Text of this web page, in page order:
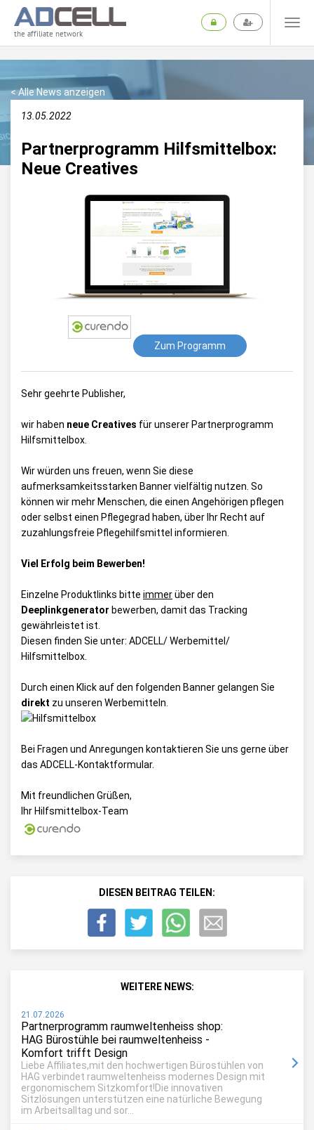
the affiliate network
< Alle News anzeigen
13.05.2022
Partnerprogramm Hilfsmittelbox:
Neue Creatives
Zum Programm
Sehr geehrte Publisher,
wir haben neue Creatives für unserer Partnerprogramm
Hilfsmittelbox.
Wir würden uns freuen, wenn Sie diese
aufmerksamkeitsstarken Banner vielfältig nutzen. So
können wir mehr Menschen, die einen Angehörigen pflegen
oder selbst einen Pflegegrad haben, über Ihr Recht auf
zuzahlungsfreie Pflegehilfsmittel informieren.
Viel Erfolg beim Bewerben!
Einzelne Produktlinks bitte immerüber den
Deeplinkgenerator bewerben, damit das Tracking
gewährleistet ist.
Diesen finden Sie unter: ADCELL/ Werbemittel/
Hilfsmittelbox
Durch einen Klick auf den folgenden Banner gelangen Sie
direkt zu unseren Werbemitteln.
Bei Fragen und Anregungen kontaktieren Sie uns gerne über
das ADCELL-Kontaktformular.
Mit freundlichen Grüßen,
Ihr Hilfsmittelbox-Team
DIESEN BEITRAG TEILEN:
WEITERE NEWS:
21.07.2026
Partnerprogramm raumweltenheiss shop:
HAG Bürostühle bei raumweltenheiss -
Komfort trifft Design
Liebe Affiliates,mit den hochwertigen Bürostühlen von
HAG verbindet raumweltenheiss modernes Design mit
ergonomischem Sitzkomfort!Die innovativen
Sitzlösungen unterstützen eine natürliche Bewegung
im Arbeitsalltag und sor...